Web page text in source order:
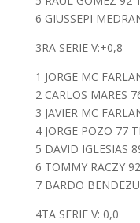
6 GIUSSEPI
3RA SERIE V:+0,8
1 JORGE MC
2 CARLOS MARES
3 JAVIER MC
4 JORGE POZO 77
5 DAVID IGLESIAS
6 TOMMY RACZY
7 BARDO
4TA SERIE V: 0,0